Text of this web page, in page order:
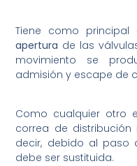
Tiene como
apertura de las
movimiento se
admisión y escape de
Como cualquier otro
correa de
decir, debido al paso
debe ser sustituida.